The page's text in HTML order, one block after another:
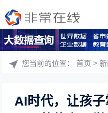
您当前的位置：首页 >新
AI时代，让孩